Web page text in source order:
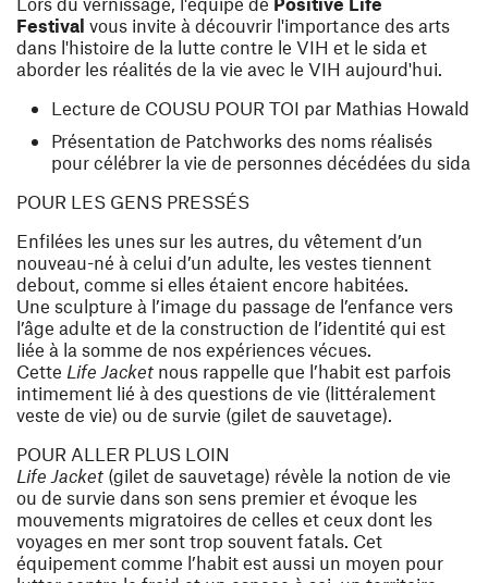
Festival vous invite à découvrir l'importance des arts
dans l'histoire de la lutte contre le VIH et le sida et
aborder les réalités de la vie avec le VIH aujourd'hui.
Lecture de COUSU POUR TOI par Mathias Howald
Présentation de Patchworks des noms réalisés
pour célébrer la vie de personnes décédées du sida
POUR LES GENS PRESSÉS
Enfilées les unes sur les autres, du vêtement d’un
nouveau-né à celui d’un adulte, les vestes tiennent
debout, comme si elles étaient encore habitées.
Une sculpture à l’image du passage de l’enfance vers
l’âge adulte et de la construction de l’identité qui est
liée à la somme de nos expériences vécues.
Cette Life Jacket nous rappelle que l’habit est parfois
intimement lié à des questions de vie (littéralement
veste de vie) ou de survie (gilet de sauvetage).
POUR ALLER PLUS LOIN
Life Jacket (gilet de sauvetage) révèle la notion de vie
ou de survie dans son sens premier et évoque les
mouvements migratoires de celles et ceux dont les
voyages en mer sont trop souvent fatals. Cet
équipement comme l’habit est aussi un moyen pour